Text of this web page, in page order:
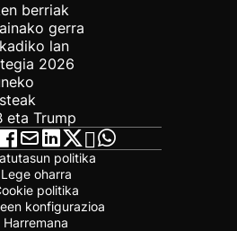
berriak
gerra
lan
2026
eta Trump
politika
Lege oharra
politika
konfigurazioa
Harremana